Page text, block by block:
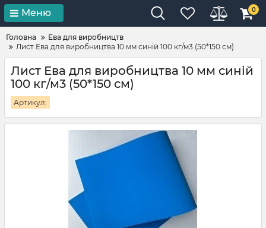
Меню 0
Головна
Ева для виробництв
Лист Ева для виробництва 10 мм синій 100 кг/м3 (50*150 см)
Лист Ева для виробництва 10 мм синій
100 кг/м3 (50*150 см)
Артикул: